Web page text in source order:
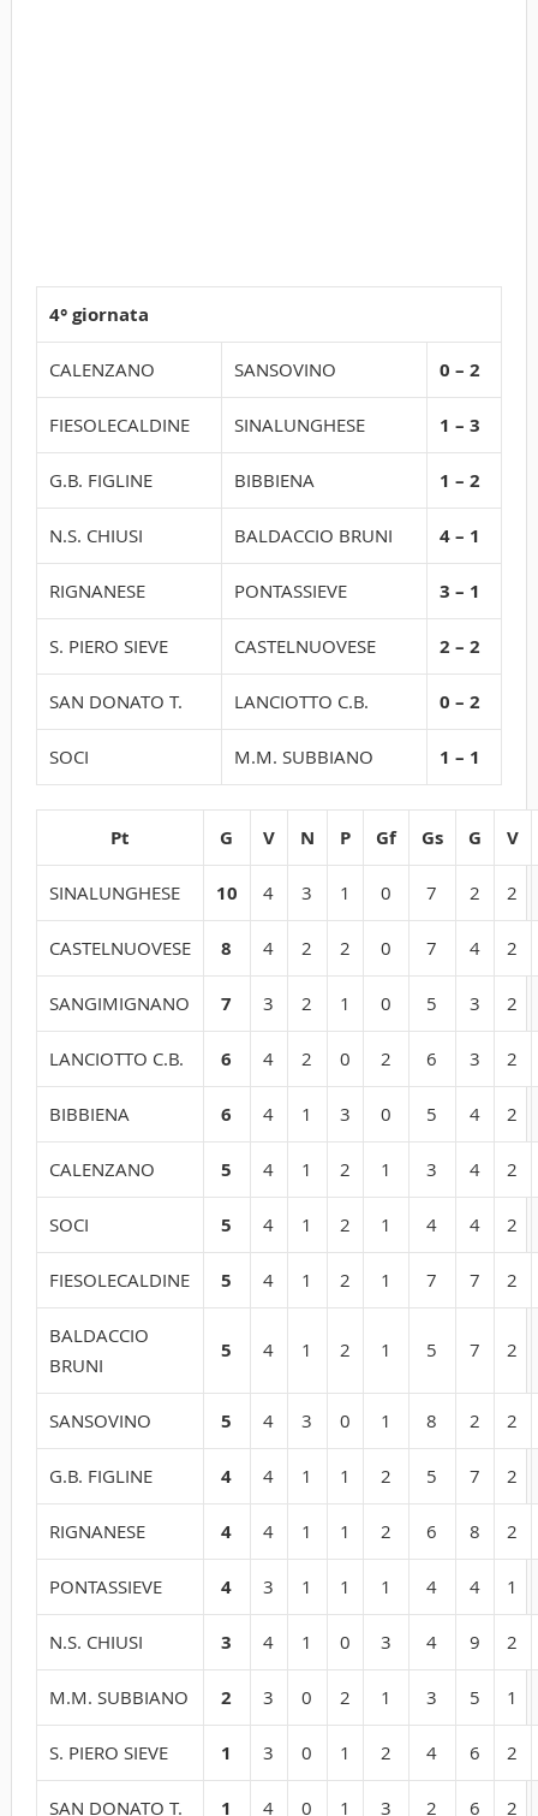
4° giornata
CALENZANO SANSOVINO 0 – 2
FIESOLECALDINE SINALUNGHESE 1 – 3
G.B. FIGLINE BIBBIENA 1 – 2
N.S. CHIUSI BALDACCIO BRUNI 4 – 1
RIGNANESE PONTASSIEVE 3 – 1
S. PIERO SIEVE CASTELNUOVESE 2 – 2
SAN DONATO T. LANCIOTTO C.B. 0 – 2
SOCI M.M. SUBBIANO 1 – 1
Pt G V N P Gf Gs G V
SINALUNGHESE 10 4 3 1 0 7 2 2
CASTELNUOVESE 8 4 2 2 0 7 4 2
SANGIMIGNANO 7 3 2 1 0 5 3 2
LANCIOTTO C.B. 6 4 2 0 2 6 3 2
BIBBIENA 6 4 1 3 0 5 4 2
CALENZANO 5 4 1 2 1 3 4 2
SOCI 5 4 1 2 1 4 4 2
FIESOLECALDINE 5 4 1 2 1 7 7 2
BALDACCIO
BRUNI
5 4 1 2 1 5 7 2
SANSOVINO 5 4 3 0 1 8 2 2
G.B. FIGLINE 4 4 1 1 2 5 7 2
RIGNANESE 4 4 1 1 2 6 8 2
PONTASSIEVE 4 3 1 1 1 4 4 1
N.S. CHIUSI 3 4 1 0 3 4 9 2
M.M. SUBBIANO 2 3 0 2 1 3 5 1
S. PIERO SIEVE 1 3 0 1 2 4 6 2
SAN DONATO T. 1 4 0 1 3 2 6 2